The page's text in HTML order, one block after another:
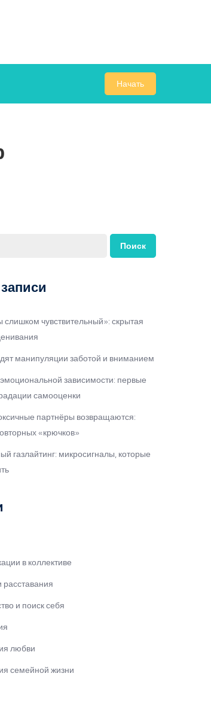
Начать
Поиск
слишком чувствительный»: скрытая
манипуляции заботой и вниманием
зависимости: первые
самооценки
партнёры возвращаются:
«крючков»
газлайтинг: микросигналы, которые
в коллективе
расставания
и поиск себя
любви
семейной жизни